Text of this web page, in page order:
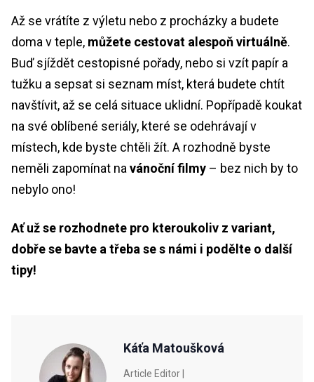
Až se vrátíte z výletu nebo z procházky a budete
doma v teple, můžete cestovat alespoň virtuálně.
Buď sjíždět cestopisné pořady, nebo si vzít papír a
tužku a sepsat si seznam míst, která budete chtít
navštívit, až se celá situace uklidní. Popřípadě koukat
na své oblíbené seriály, které se odehrávají v
místech, kde byste chtěli žít. A rozhodně byste
neměli zapomínat na vánoční filmy – bez nich by to
nebylo ono!
Ať už se rozhodnete pro kteroukoliv z variant,
dobře se bavte a třeba se s námi i podělte o další
tipy!
Káťa Matoušková
Article Editor |